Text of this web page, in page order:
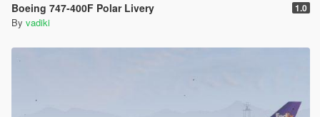
Boeing 747-400F Polar Livery 1.0
By vadiki